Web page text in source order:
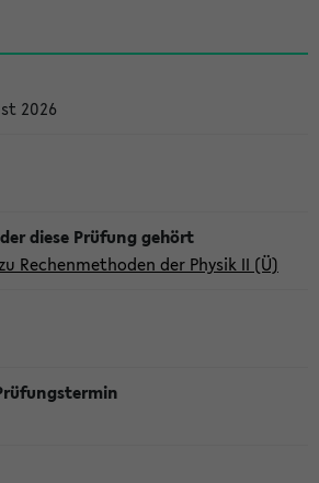
2026
Rechenmethoden der Physik II (Ü)